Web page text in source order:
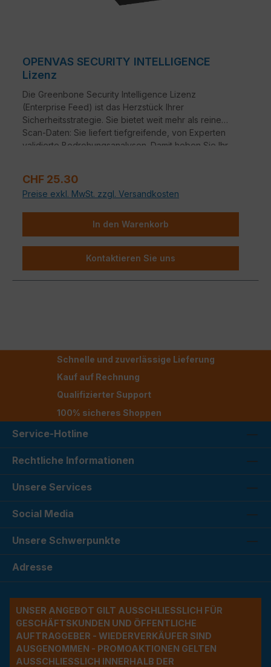
OPENVAS SECURITY INTELLIGENCE
Lizenz
Die Greenbone Security Intelligence Lizenz
(Enterprise Feed) ist das Herzstück Ihrer
Sicherheitsstrategie. Sie bietet weit mehr als reine
Scan-Daten: Sie liefert tiefgreifende, von Experten
validierte Bedrohungsanalysen. Damit heben Sie Ihr
Level.
Regulärer Preis:
CHF 25.30
Preise exkl. MwSt. zzgl. Versandkosten
In den Warenkorb
Kontaktieren Sie uns
Schnelle und zuverlässige Lieferung
Kauf auf Rechnung
Qualifizierter Support
100% sicheres Shoppen
Service-Hotline
Rechtliche Informationen
Unsere Services
Social Media
Unsere Schwerpunkte
Adresse
UNSER ANGEBOT GILT AUSSCHLIESSLICH FÜR G
ESCHÄFTSKUNDEN UND ÖFFENTLICHE A
UFTRAGGEBER - WIEDERVERKÄUFER SIND A
USGENOMMEN - PROMOAKTIONEN GELTEN A
USSCHLIESSLICH INNERHALB DER BU